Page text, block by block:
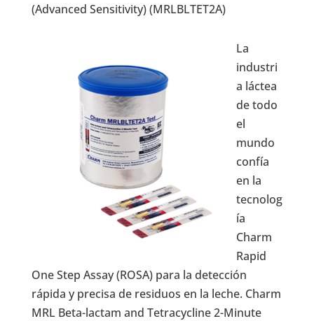
(Advanced Sensitivity) (MRLBLTET2A)
La
industri
a láctea
de todo
el
mundo
confía
en la
tecnolog
ía
Charm
Rapid
One Step Assay (ROSA) para la detección
rápida y precisa de residuos en la leche. Charm
MRL Beta-lactam and Tetracycline 2-Minute